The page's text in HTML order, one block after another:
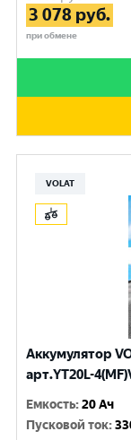
3 078 руб.
при обмене
VOLAT
Аккумулятор
арт.YT20L-
Емкость:20 Ач
Пусковой ток: